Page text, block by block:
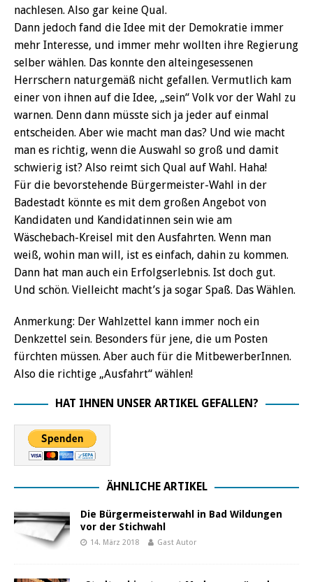
nachlesen. Also gar keine Qual.
Dann jedoch fand die Idee mit der Demokratie immer
mehr Interesse, und immer mehr wollten ihre Regierung
selber wählen. Das konnte den alteingesessenen
Herrschern naturgemäß nicht gefallen. Vermutlich kam
einer von ihnen auf die Idee, „sein“ Volk vor der Wahl zu
warnen. Denn dann müsste sich ja jeder auf einmal
entscheiden. Aber wie macht man das? Und wie macht
man es richtig, wenn die Auswahl so groß und damit
schwierig ist? Also reimt sich Qual auf Wahl. Haha!
Für die bevorstehende Bürgermeister-Wahl in der
Badestadt könnte es mit dem großen Angebot von
Kandidaten und Kandidatinnen sein wie am
Wäschebach-Kreisel mit den Ausfahrten. Wenn man
weiß, wohin man will, ist es einfach, dahin zu kommen.
Dann hat man auch ein Erfolgserlebnis. Ist doch gut.
Und schön. Vielleicht macht’s ja sogar Spaß. Das Wählen.
Anmerkung: Der Wahlzettel kann immer noch ein
Denkzettel sein. Besonders für jene, die um Posten
fürchten müssen. Aber auch für die MitbewerberInnen.
Also die richtige „Ausfahrt“ wählen!
HAT IHNEN UNSER ARTIKEL GEFALLEN?
ÄHNLICHE ARTIKEL
Die Bürgermeisterwahl in Bad Wildungen
vor der Stichwahl
14. März 2018 Gast Autor